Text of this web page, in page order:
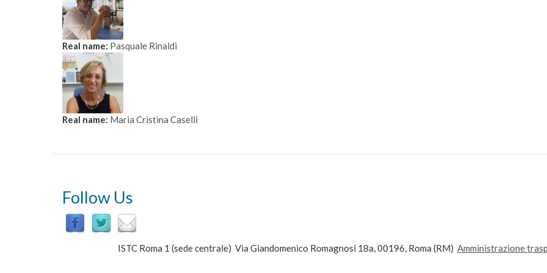
Real name: Pasquale Rinaldi
Real name: Maria Cristina Caselli
Follow Us
ISTC Roma 1 (sede centrale) Via Giandomenico Romagnosi 18a, 00196, Roma (RM) Amministrazione